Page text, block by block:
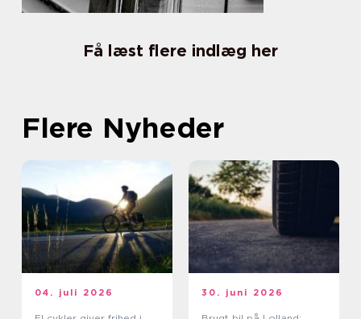
Få læst flere indlæg her
Flere Nyheder
04. juli 2026 30. juni 2026